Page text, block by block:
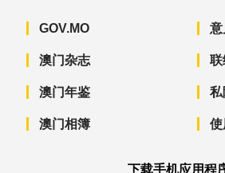
GOV.MO
澳门杂志
澳门年鉴
澳门相簿
意
联
私
使
下载手机应用程